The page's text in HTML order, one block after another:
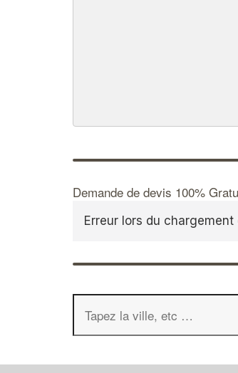
Demande de devis 100%
Erreur lors du